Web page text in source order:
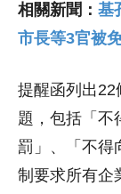
相關新聞： 基
市長等3官被
提醒函列出22
題，包括「不
罰」、「不得
制要求所有企